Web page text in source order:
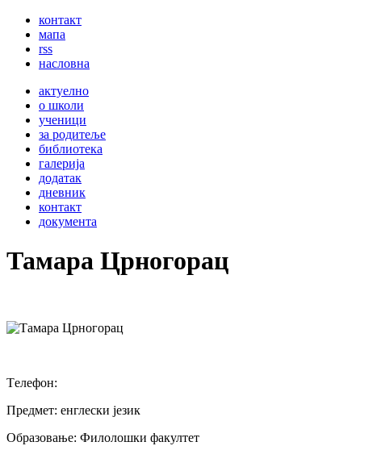
контакт
мапа
rss
насловна
актуелно
о школи
ученици
за родитеље
библиотека
галерија
додатак
дневник
контакт
документа
Тамара Црногорац
Tелефон:
Предмет: енглески језик
Образовање: Филолошки факултет